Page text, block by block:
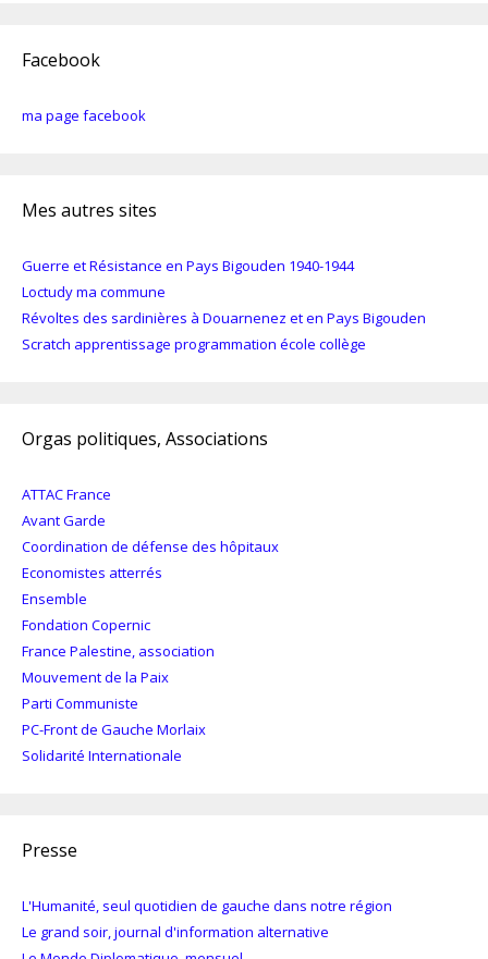
Facebook
ma page facebook
Mes autres sites
Guerre et Résistance en Pays Bigouden 1940-1944
Loctudy ma commune
Révoltes des sardinières à Douarnenez et en Pays Bigouden
Scratch apprentissage programmation école collège
Orgas politiques, Associations
ATTAC France
Avant Garde
Coordination de défense des hôpitaux
Economistes atterrés
Ensemble
Fondation Copernic
France Palestine, association
Mouvement de la Paix
Parti Communiste
PC-Front de Gauche Morlaix
Solidarité Internationale
Presse
L'Humanité, seul quotidien de gauche dans notre région
Le grand soir, journal d'information alternative